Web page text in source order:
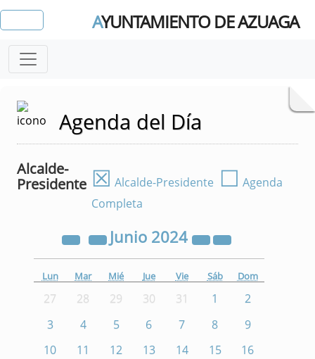
AYUNTAMIENTO DE AZUAGA
Agenda del Día
Alcalde-
Presidente ☒ Alcalde-Presidente ☐ Agenda
Completa
Junio 2024
Lun Mar Mié Jue Vie Sáb Dom
27 28 29 30 31 1
2
3
4 5 6 7 8
9
10
11 12 13 14 15
16